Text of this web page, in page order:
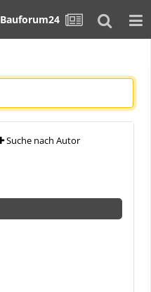
Bauforum24
Suche nach Autor